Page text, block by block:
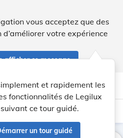
vous acceptez que des
votre expérience
afficher ce message
account_circle help Aide
et rapidement les
fonctionnalités de Legilux
ce tour guidé.
un tour guidé
light_mode dark_mode